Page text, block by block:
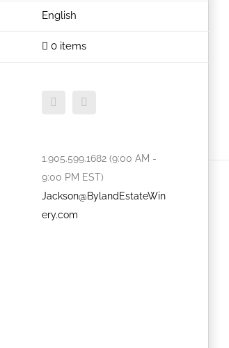
English
0 items
Facebook
1.905.599.1682 (9:00 AM -
9:00 PM EST)
Jackson@BylandEstateWin
ery.com